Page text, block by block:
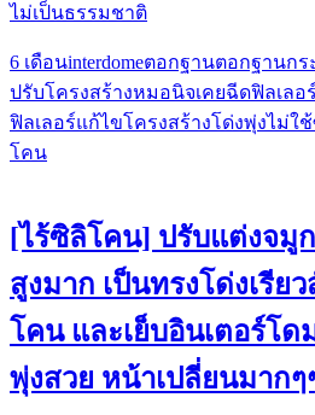
ไม่เป็นธรรมชาติ
6 เดือนinterdomeตอกฐานตอกฐานกร
ปรับโครงสร้างหมอนิจเคยฉีดฟิลเลอ
ฟิลเลอร์แก้ไขโครงสร้างโด่งพุ่งไม่ใ
โคน
[ไร้ซิลิโคน] ปรับแต่งจมู
สูงมาก เป็นทรงโด่งเรีย
โคน และเย็บอินเตอร์โด
พุ่งสวย หน้าเปลี่ยนมากๆ